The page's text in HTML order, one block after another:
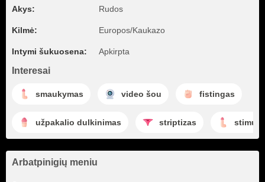
Akys: Rudos
Kilmė: Europos/Kaukazo
Intymi šukuosena: Apkirpta
Interesai
smaukymas video šou fistingas
užpakalio dulkinimas striptizas
Arbatpinigių meniu